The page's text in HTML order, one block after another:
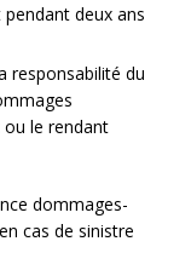
deux ans
responsabilité du
le rendant
dommages-
cas de sinistre